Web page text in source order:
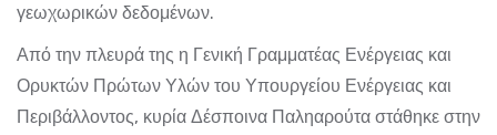
γεωχωρικών δεδομένων.
Από την πλευρά της η Γενική Γραμματέας Ενέργειας και
Ορυκτών Πρώτων Υλών του Υπουργείου Ενέργειας και
Περιβάλλοντος, κυρία Δέσποινα Παληαρούτα στάθηκε στην